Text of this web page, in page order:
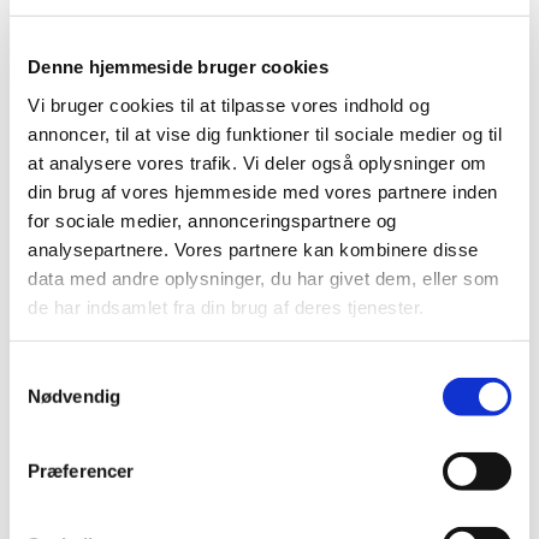
Denne hjemmeside bruger cookies
Vi bruger cookies til at tilpasse vores indhold og
annoncer, til at vise dig funktioner til sociale medier og til
at analysere vores trafik. Vi deler også oplysninger om
din brug af vores hjemmeside med vores partnere inden
for sociale medier, annonceringspartnere og
analysepartnere. Vores partnere kan kombinere disse
data med andre oplysninger, du har givet dem, eller som
de har indsamlet fra din brug af deres tjenester.
Nødvendig
Præferencer
afgørende at forstå denne sammenhæng. Forandring kan
kun ske, hvis de underliggende, ubevidste processer, der
forårsager problemet, adresseres. Gennem ST-behandling
kan vi identificere og transformere disse underbevidste
årsager til sygdomme og forstyrrelser, hvilket resulterer i
ophør af symptomerne.
klasser